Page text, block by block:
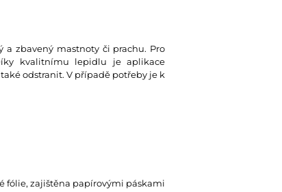
a zbavený mastnoty či prachu. Pro
kvalitnímu lepidlu je aplikace
odstranit. V případě potřeby je k
fólie, zajištěna papírovými páskami